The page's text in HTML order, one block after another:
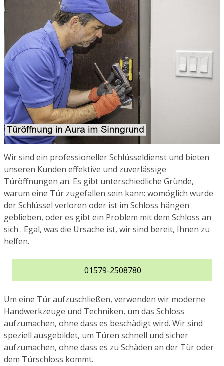
Wir sind ein professioneller Schlüsseldienst und bieten
unseren Kunden effektive und zuverlässige
Türöffnungen an. Es gibt unterschiedliche Gründe,
warum eine Tür zugefallen sein kann: womöglich wurde
der Schlüssel verloren oder ist im Schloss hängen
geblieben, oder es gibt ein Problem mit dem Schloss an
sich . Egal, was die Ursache ist, wir sind bereit, Ihnen zu
helfen.
01579-2508780
Um eine Tür aufzuschließen, verwenden wir moderne
Handwerkzeuge und Techniken, um das Schloss
aufzumachen, ohne dass es beschädigt wird. Wir sind
speziell ausgebildet, um Türen schnell und sicher
aufzumachen, ohne dass es zu Schäden an der Tür oder
dem Türschloss kommt.